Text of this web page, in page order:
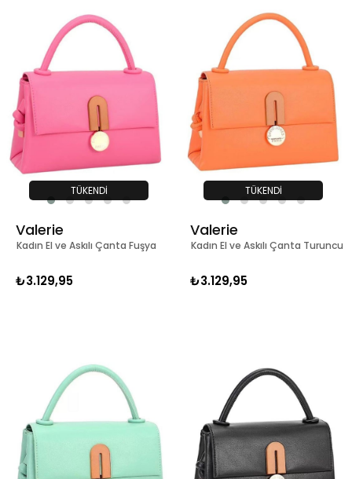
TÜKENDI
Kadın El ve Askılı Çanta Fuşya
Valerie
₺3.129,95
TÜKENDI
Kadın El ve Askılı Çanta Turuncu
Valerie
₺3.129,95